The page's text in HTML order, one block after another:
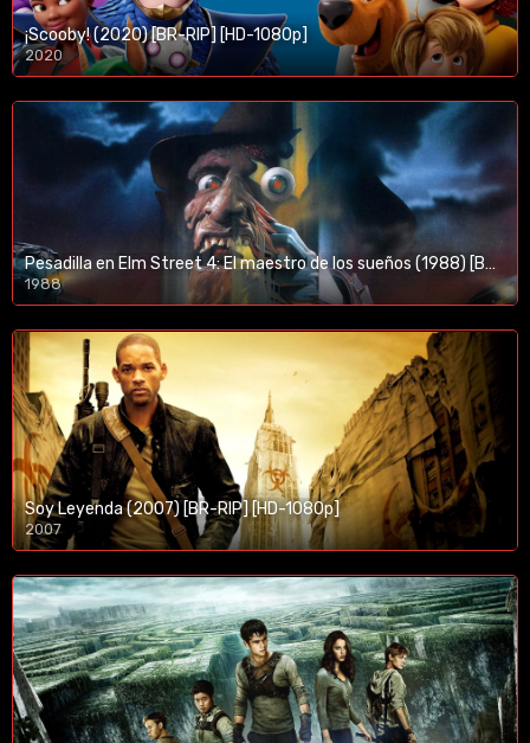
¡Scooby! (2020) [BR-RIP] [HD-1080p]
2020
1080p/720p
Pesadilla en Elm Street 4: El maestro de los sueños (1988) [BR-RIP] [HD-1080p]
1988
Soy Leyenda (2007) [BR-RIP] [HD-1080p]
2007
1080p/720p